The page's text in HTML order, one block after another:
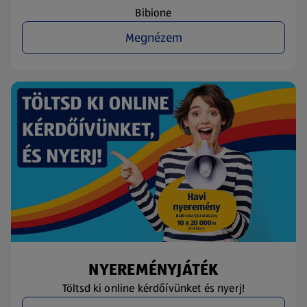
Bibione
Megnézem
NYEREMÉNYJÁTÉK
Töltsd ki online kérdőívünket és nyerj!